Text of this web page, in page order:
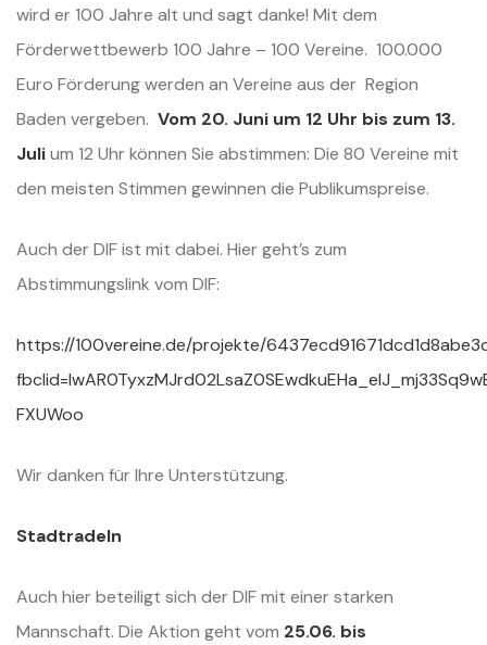
wird er 100 Jahre alt und sagt danke! Mit dem
Förderwettbewerb 100 Jahre – 100 Vereine. 100.000
Euro Förderung werden an Vereine aus der Region
Baden vergeben. Vom 20. Juni um 12 Uhr bis zum 13.
Julium 12 Uhr können Sie abstimmen: Die 80 Vereine mit
den meisten Stimmen gewinnen die Publikumspreise.
Auch der DIF ist mit dabei. Hier geht’s zum
Abstimmungslink vom DIF:
https://100vereine.de/projekte/
FXUWoo
Wir danken für Ihre Unterstützung.
Stadtradeln
Auch hier beteiligt sich der DIF mit einer starken
Mannschaft. Die Aktion geht vom 25.06. bis